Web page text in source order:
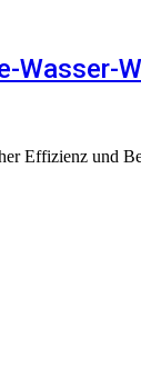
Wasser-
Effizienz und